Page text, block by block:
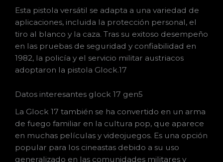
Esta pistola versátil se adapta a una variedad de
aplicaciones, incluida la protección personal, el
tiro al blanco y la caza. Tras su exitoso desempeño
en las pruebas de seguridad y confiabilidad en
1982, la policía y el servicio militar austriacos
adoptaron la pistola Glock.17
Datos interesantes glock 17 gen5
La Glock 17 también se ha convertido en un arma
de fuego familiar en la cultura pop, que aparece
en muchas películas y videojuegos. Es una opción
popular para los cineastas debido a su uso
generalizado en las comunidades militares y